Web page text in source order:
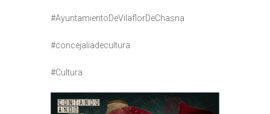
#AyuntamientoDeVilaflorDeChasna
#concejaliadecultura
#Cultura